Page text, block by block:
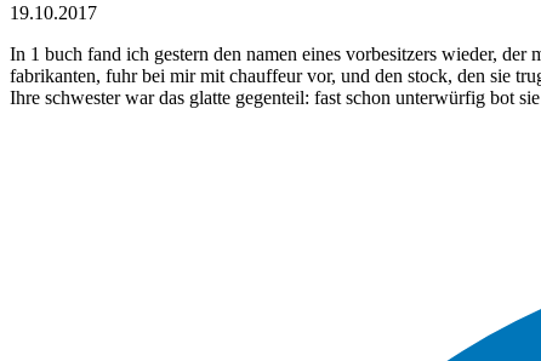
19.10.2017
In 1 buch fand ich gestern den namen eines vorbesitzers wieder,
fabrikanten, fuhr bei mir mit chauffeur vor, und den stock, den sie
Ihre schwester war das glatte gegenteil: fast schon unterwürfig bot